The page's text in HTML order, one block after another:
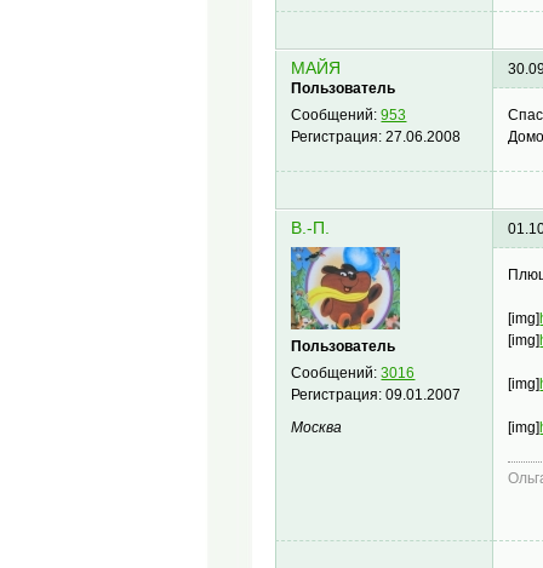
МАЙЯ
Пользователь
Сообщений:953
Регистрация:27.06.2008
В.-П.
Пользователь
Сообщений:3016
Регистрация:09.01.2007
Москва
[img]
[img]
[img]
[img]